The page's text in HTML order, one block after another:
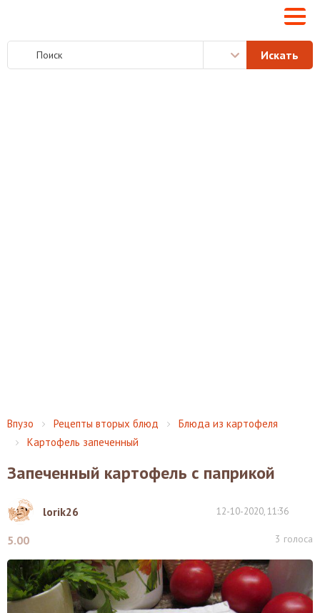
Впузо Рецепты вторых блюд
Блюда из картофеля
Картофель запеченный
Запеченный картофель с паприкой
lorik26 12-10-2020, 11:36
5.00 3 голоса